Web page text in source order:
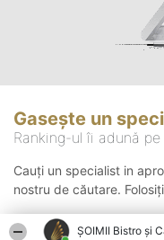
ȘOIMII Bistro și
Gasește un
Ranking-ul îi adună
Cauți un specialist in
nostru de căutare.